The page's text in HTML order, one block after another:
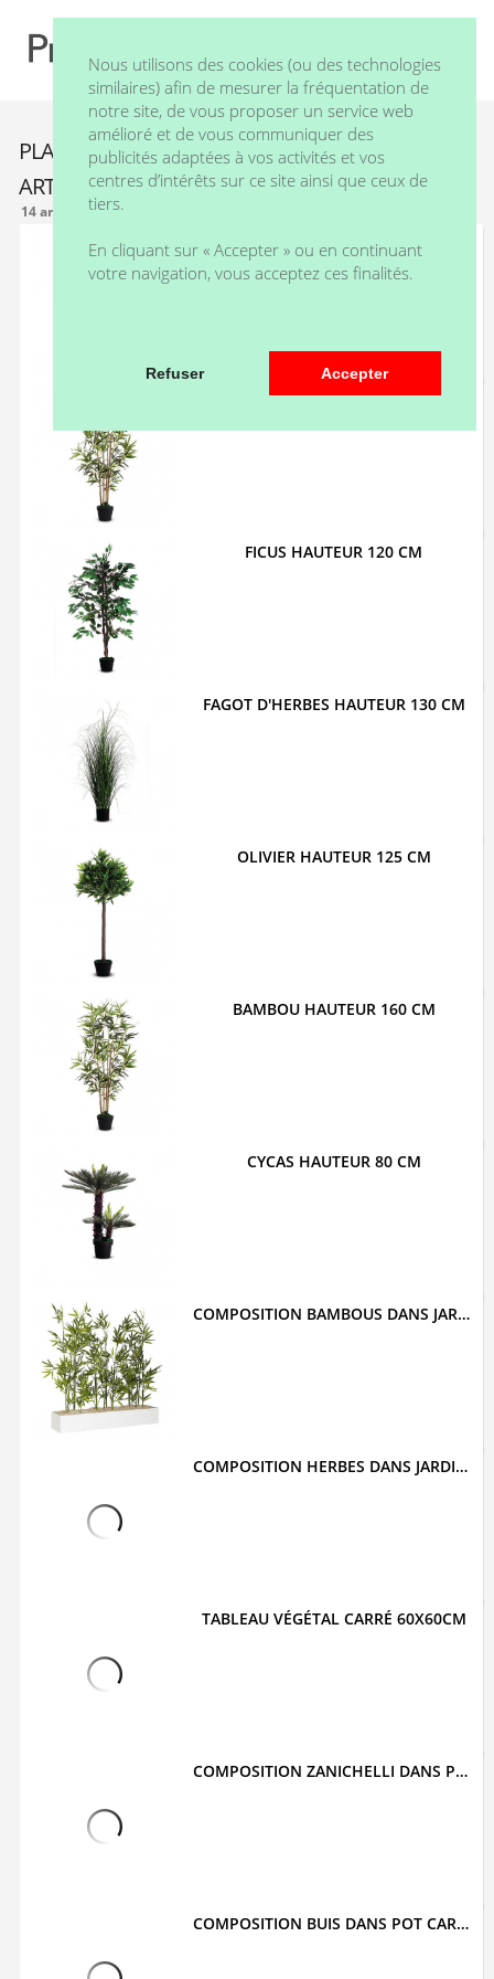
Nous utilisons des cookies (ou des technologies
similaires) afin de mesurer la fréquentation de
notre site, de vous proposer un service web
amélioré et de vous communiquer des
publicités adaptées à vos activités et vos
centres d’intérêts sur ce site ainsi que ceux de
tiers.
En cliquant sur « Accepter » ou en continuant
votre navigation, vous acceptez ces finalités.
Refuser Accepter
PLANTES
ARTIFICIELLES
14 article(s)
FAGOT D'HERBES HAUTEUR 55 CM
BAMBOU HAUTEUR 120 CM
FICUS HAUTEUR 120 CM
FAGOT D'HERBES HAUTEUR 130 CM
OLIVIER HAUTEUR 125 CM
BAMBOU HAUTEUR 160 CM
CYCAS HAUTEUR 80 CM
COMPOSITION BAMBOUS DANS JARDINIÈRE BASSE
COMPOSITION HERBES DANS JARDINIÈRE BASSE
TABLEAU VÉGÉTAL CARRÉ 60X60CM
COMPOSITION ZANICHELLI DANS POT CARRÉ
COMPOSITION BUIS DANS POT CARRÉ